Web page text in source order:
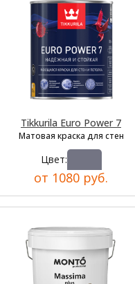
Tikkurila Euro Power 7
Матовая краска для стен
Цвет:
от 1080 руб.